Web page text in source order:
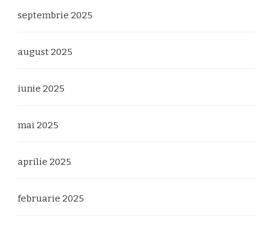
septembrie 2025
august 2025
iunie 2025
mai 2025
aprilie 2025
februarie 2025